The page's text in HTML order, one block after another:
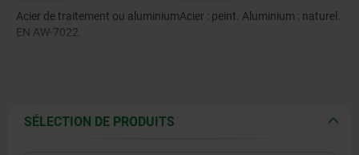
Acier de traitement ou aluminium
EN AW-7022.
Acier : peint. Aluminium : naturel.
SÉLECTION DE PRODUITS